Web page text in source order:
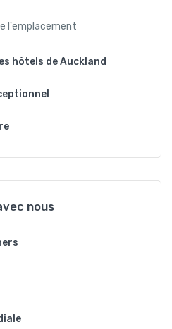
l'emplacement
hôtels de Auckland
nous